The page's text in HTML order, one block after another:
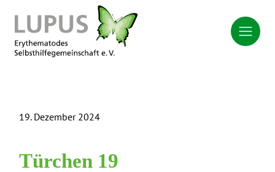
19. Dezember 2024
Türchen 19